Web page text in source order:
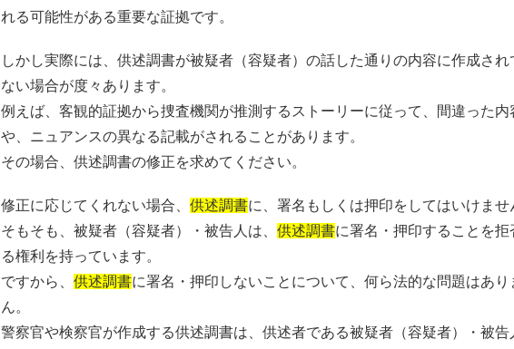
れる可能性がある重要な証拠です。
しかし実際には、供述調書が被疑者（容疑者）の話した通りの内容に作成され
ない場合が度々あります。
例えば、客観的証拠から捜査機関が推測するストーリーに従って、間違った内
や、ニュアンスの異なる記載がされることがあります。
その場合、供述調書の修正を求めてください。
修正に応じてくれない場合、 供述調書に、署名もしくは押印をしてはいけませ
そもそも、被疑者（容疑者）・被告人は、 供述調書に署名・押印することを拒
る権利を持っています。
ですから、 供述調書に署名・押印しないことについて、何ら法的な問題はあり
ん。
警察官や検察官が作成する供述調書は、供述者である被疑者（容疑者）・被告